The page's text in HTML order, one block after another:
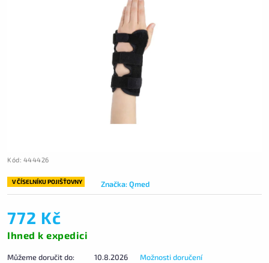
Kód: 444426
V ČÍSELNÍKU POJIŠŤOVNY Značka:Qmed
772 Kč
Ihned k expedici
Můžeme doručit do: 10.8.2026 Možnosti doručení